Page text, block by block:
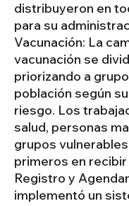
distribuyeron en
para su
Vacunación: La
vacunación se
priorizando a
población según
riesgo. Los
salud, personas
grupos
primeros en recibir
Registro y
implementó un